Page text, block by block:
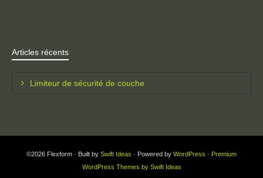
Articles récents
Limiteur de sécurité de couche
©2026 Flexform · Built by Swift Ideas · Powered by WordPress · Premium
WordPress Themes by Swift Ideas